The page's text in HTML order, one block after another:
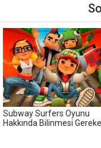
Subway Surfers Oyunu
Hakkında Bilinmesi